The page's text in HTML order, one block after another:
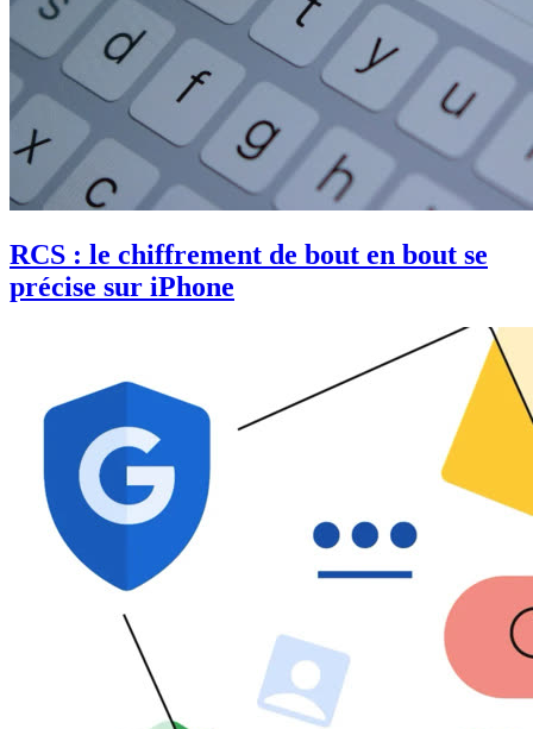
RCS : le chiffrement de bout en bout se
précise sur iPhone